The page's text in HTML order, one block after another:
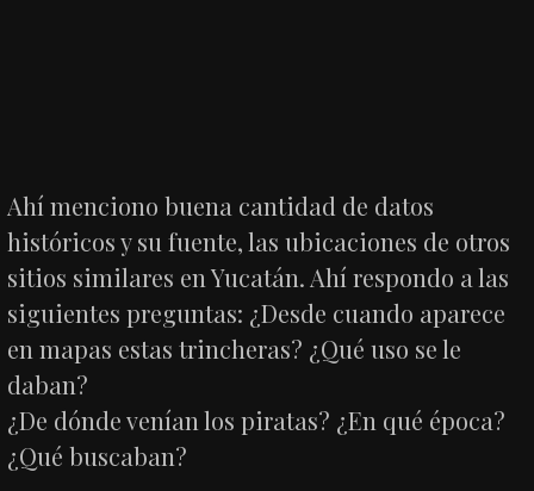
Ahí menciono buena cantidad de datos
históricos y su fuente, las ubicaciones de otros
sitios similares en Yucatán. Ahí respondo a las
siguientes preguntas: ¿Desde cuando aparece
en mapas estas trincheras? ¿Qué uso se le
daban?
¿De dónde venían los piratas? ¿En qué época?
¿Qué buscaban?